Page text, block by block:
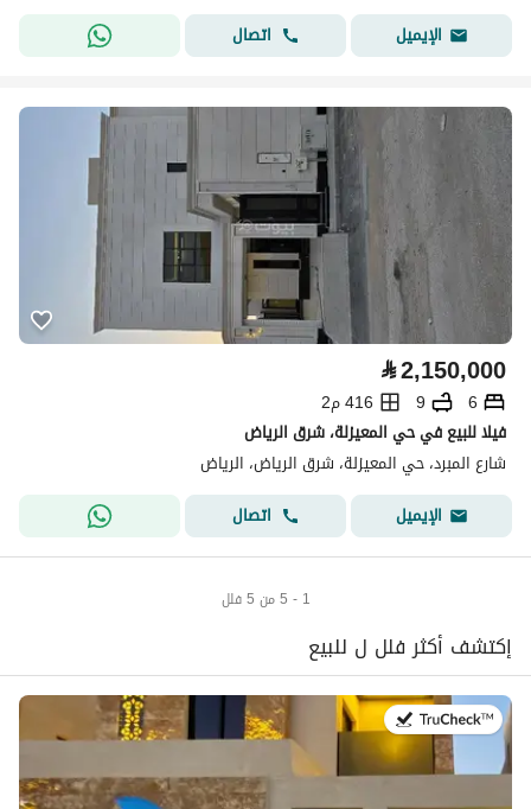
الإيميل
اتصال
⃁2,150,000
6
9
416 م2
فيلا للبيع في حي المعيزلة، شرق الرياض
شارع المبرد، حي المعيزلة، شرق الرياض، الرياض
الإيميل
اتصال
1 - 5 من 5 فلل
إكتشف أكثر فلل ل للبيع